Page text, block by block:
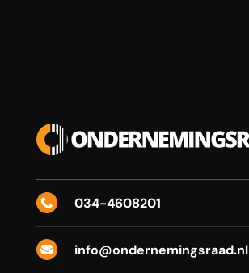
 034-4608201
 info@ondernemingsraad.nl